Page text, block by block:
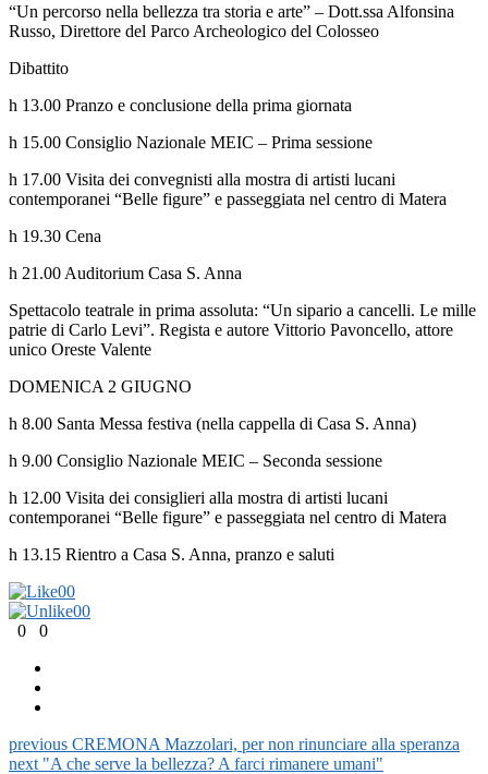
“Un percorso nella bellezza tra storia e arte” – Dott.ssa Alfonsina
Russo, Direttore del Parco Archeologico del Colosseo
Dibattito
h 13.00 Pranzo e conclusione della prima giornata
h 15.00 Consiglio Nazionale MEIC – Prima sessione
h 17.00 Visita dei convegnisti alla mostra di artisti lucani
contemporanei “Belle figure” e passeggiata nel centro di Matera
h 19.30 Cena
h 21.00 Auditorium Casa S. Anna
Spettacolo teatrale in prima assoluta: “Un sipario a cancelli. Le mille
patrie di Carlo Levi”. Regista e autore Vittorio Pavoncello, attore
unico Oreste Valente
DOMENICA 2 GIUGNO
h 8.00 Santa Messa festiva (nella cappella di Casa S. Anna)
h 9.00 Consiglio Nazionale MEIC – Seconda sessione
h 12.00 Visita dei consiglieri alla mostra di artisti lucani
contemporanei “Belle figure” e passeggiata nel centro di Matera
h 13.15 Rientro a Casa S. Anna, pranzo e saluti
00
00
0
0
previous CREMONA Mazzolari, per non rinunciare alla speranza
next "A che serve la bellezza? A farci rimanere umani"